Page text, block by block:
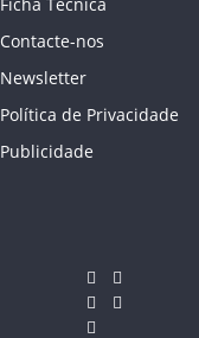
Contacte-nos
Newsletter
Política de Privacidade
Publicidade